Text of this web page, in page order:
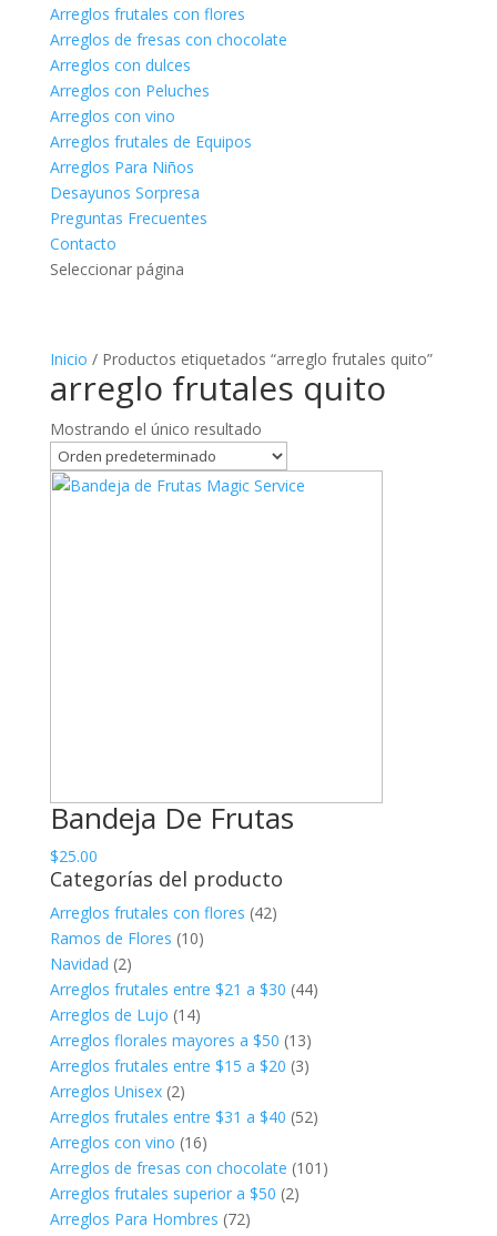
Arreglos frutales con flores
Arreglos de fresas con chocolate
Arreglos con dulces
Arreglos con Peluches
Arreglos con vino
Arreglos frutales de Equipos
Arreglos Para Niños
Desayunos Sorpresa
Preguntas Frecuentes
Contacto
Seleccionar página
Inicio / Productos etiquetados “arreglo frutales quito”
arreglo frutales quito
Mostrando el único resultado
Bandeja De Frutas
$25.00
Categorías del producto
Arreglos frutales con flores (42)
Ramos de Flores (10)
Navidad (2)
Arreglos frutales entre $21 a $30 (44)
Arreglos de Lujo (14)
Arreglos florales mayores a $50 (13)
Arreglos frutales entre $15 a $20 (3)
Arreglos Unisex (2)
Arreglos frutales entre $31 a $40 (52)
Arreglos con vino (16)
Arreglos de fresas con chocolate (101)
Arreglos frutales superior a $50 (2)
Arreglos Para Hombres (72)